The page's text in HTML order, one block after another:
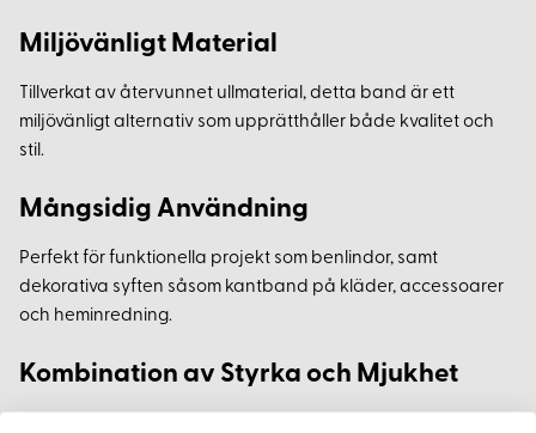
Miljövänligt Material
Tillverkat av återvunnet ullmaterial, detta band är ett
miljövänligt alternativ som upprätthåller både kvalitet och
stil.
Mångsidig Användning
Perfekt för funktionella projekt som benlindor, samt
dekorativa syften såsom kantband på kläder, accessoarer
och heminredning.
Kombination av Styrka och Mjukhet